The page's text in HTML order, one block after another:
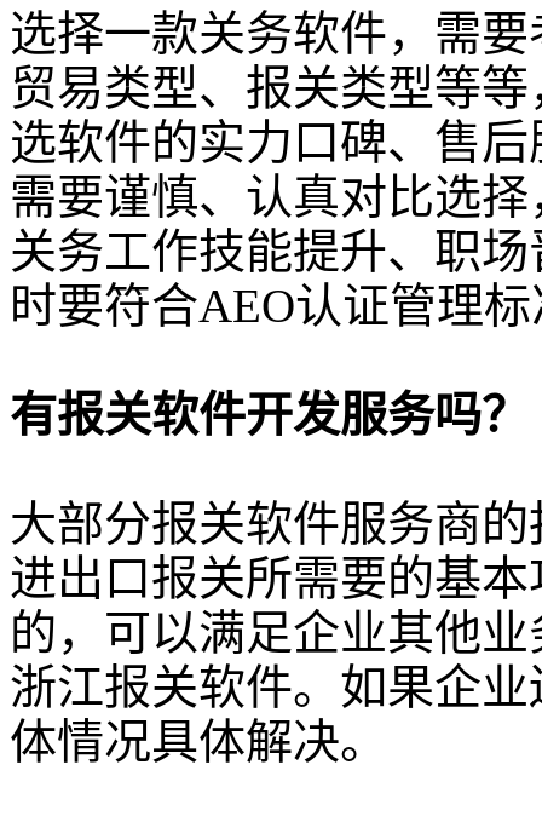
选择一款关务软件，需
贸易类型、报关类型等
选软件的实力口碑、售
需要谨慎、认真对比选
关务工作技能提升、职
时要符合AEO认证管理
有报关软件开发服务吗？
大部分报关软件服务商
进出口报关所需要的基
的，可以满足企业其他
浙江报关软件。如果企
体情况具体解决。